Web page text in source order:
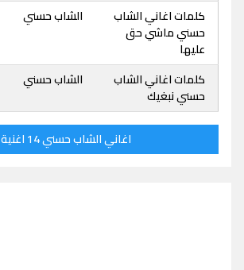
كلمات اغاني الشاب
حسني ماشي حق
عليها
الشاب حسني
كلمات اغاني الشاب
حسني نبغيك
الشاب حسني
اغاني الشاب حسني 14 اغنية